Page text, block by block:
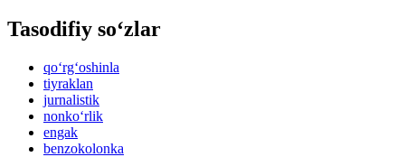
Tasodifiy so‘zlar
qo‘rg‘oshinla
tiyraklan
jurnalistik
nonko‘rlik
engak
benzokolonka